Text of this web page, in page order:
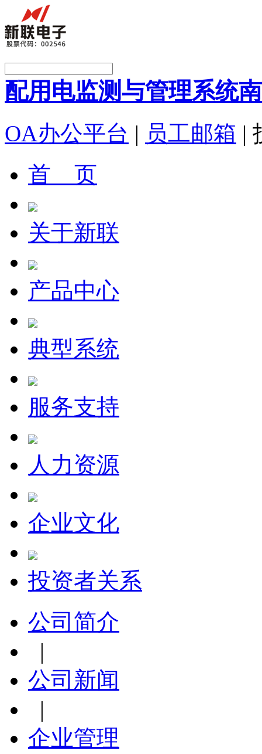
配用电监测与管理系统
OA办公平台 | 员工邮箱 |
首 页
关于新联
产品中心
典型系统
服务支持
人力资源
企业文化
投资者关系
公司简介
|
公司新闻
|
企业管理